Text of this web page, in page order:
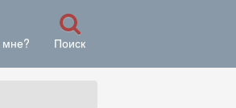
мне? Поиск